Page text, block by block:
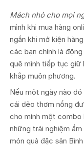
Mách nhỏ cho mọi
mình khi mua hàng
ngắn khi mở kiện
các bạn chính là
quê mình tiếp tục giữ
khắp muôn phương.
Nếu một ngày nào
cái dẻo thơm nồng
cho mình một combo
những trải nghiệm
món quà đặc sản